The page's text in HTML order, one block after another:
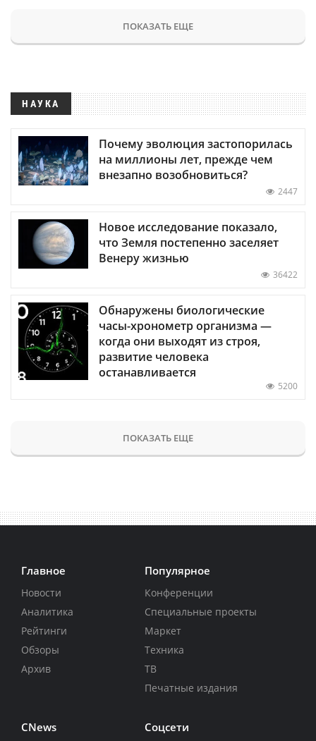
ПОКАЗАТЬ ЕЩЕ
НАУКА
Почему эволюция застопорилась
на миллионы лет, прежде чем
внезапно возобновиться?
2447
Новое исследование показало,
что Земля постепенно заселяет
Венеру жизнью
36422
Обнаружены биологические
часы-хронометр организма —
когда они выходят из строя,
развитие человека
останавливается
5200
ПОКАЗАТЬ ЕЩЕ
Главное
Новости
Аналитика
Рейтинги
Обзоры
Архив
Популярное
Конференции
Специальные проекты
Маркет
Техника
ТВ
Печатные издания
CNews Соцсети